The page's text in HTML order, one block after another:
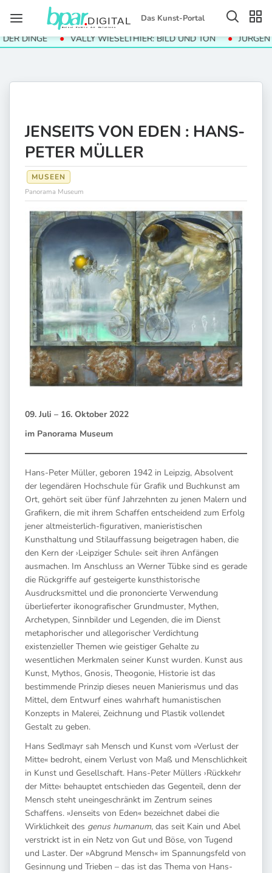
Das Kunst-Portal
VALLY WIESELTHIER: BILD UND TON JÜRGEN
JENSEITS VON EDEN : HANS-
PETER MÜLLER
MUSEEN
Panorama Museum
09. Juli – 16. Oktober 2022
im Panorama Museum
Hans-Peter Müller, geboren 1942 in Leipzig, Absolvent
der legendären Hochschule für Grafik und Buchkunst am
Ort, gehört seit über fünf Jahrzehnten zu jenen Malern und
Grafikern, die mit ihrem Schaffen entscheidend zum Erfolg
jener altmeisterlich-figurativen, manieristischen
Kunsthaltung und Stilauffassung beigetragen haben, die
den Kern der ›Leipziger Schule‹ seit ihren Anfängen
ausmachen. Im Anschluss an Werner Tübke sind es gerade
die Rückgriffe auf gesteigerte kunsthistorische
Ausdrucksmittel und die prononcierte Verwendung
überlieferter ikonografischer Grundmuster, Mythen,
Archetypen, Sinnbilder und Legenden, die im Dienst
metaphorischer und allegorischer Verdichtung
existenzieller Themen wie geistiger Gehalte zu
wesentlichen Merkmalen seiner Kunst wurden. Kunst aus
Kunst, Mythos, Gnosis, Theogonie, Historie ist das
bestimmende Prinzip dieses neuen Manierismus und das
Mittel, dem Entwurf eines wahrhaft humanistischen
Konzepts in Malerei, Zeichnung und Plastik vollendet
Gestalt zu geben.
Hans Sedlmayr sah Mensch und Kunst vom »Verlust der
Mitte« bedroht, einem Verlust von Maß und Menschlichkeit
in Kunst und Gesellschaft. Hans-Peter Müllers ›Rückkehr
der Mitte‹ behauptet entschieden das Gegenteil, denn der
Mensch steht uneingeschränkt im Zentrum seines
Schaffens. »Jenseits von Eden« bezeichnet dabei die
Wirklichkeit des genus humanum, das seit Kain und Abel
verstrickt ist in ein Netz von Gut und Böse, von Tugend
und Laster. Der »Abgrund Mensch« im Spannungsfeld von
Gesinnung und Trieben – das ist das Thema von Hans-